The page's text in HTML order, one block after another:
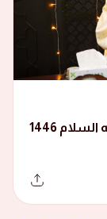
مولد الإمام الحسن بن علي العسكري عليه السلام 1446